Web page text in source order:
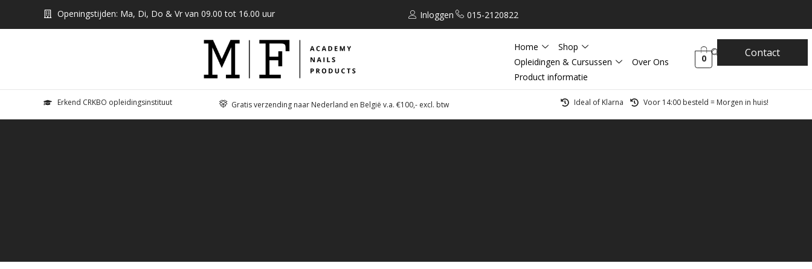
Openingstijden: Ma, Di, Do & Vr van 09.00 tot 16.00 uur Inloggen 015-2120822
Home
Shop
Opleidingen & Cursussen
Over Ons
Product informatie
0 Contact
Erkend CRKBO opleidingsinstituut Gratis verzending naar Nederland en België v.a. €100,- excl. btw Ideal of Klarna Voor 14:00 besteld = Morgen in huis!